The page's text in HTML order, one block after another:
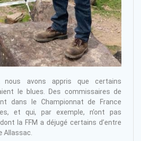
nous avons appris que certains
le blues. Des commissaires de
dans le Championnat de France
et qui, par exemple, n’ont pas
la FFM a déjugé certains d’entre
Allassac.